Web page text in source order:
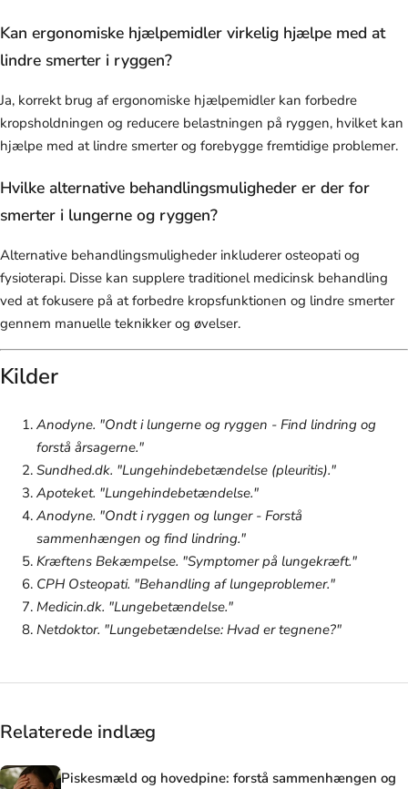
Kan ergonomiske hjælpemidler virkelig hjælpe med at
lindre smerter i ryggen?
Ja, korrekt brug af ergonomiske hjælpemidler kan forbedre
kropsholdningen og reducere belastningen på ryggen, hvilket kan
hjælpe med at lindre smerter og forebygge fremtidige problemer.
Hvilke alternative behandlingsmuligheder er der for
smerter i lungerne og ryggen?
Alternative behandlingsmuligheder inkluderer osteopati og
fysioterapi. Disse kan supplere traditionel medicinsk behandling
ved at fokusere på at forbedre kropsfunktionen og lindre smerter
gennem manuelle teknikker og øvelser.
Kilder
Anodyne. "Ondt i lungerne og ryggen - Find lindring og
forstå årsagerne."
Sundhed.dk. "Lungehindebetændelse (pleuritis)."
Apoteket. "Lungehindebetændelse."
Anodyne. "Ondt i ryggen og lunger - Forstå
sammenhængen og find lindring."
Kræftens Bekæmpelse. "Symptomer på lungekræft."
CPH Osteopati. "Behandling af lungeproblemer."
Medicin.dk. "Lungebetændelse."
Netdoktor. "Lungebetændelse: Hvad er tegnene?"
Relaterede indlæg
Piskesmæld og hovedpine: forstå sammenhængen og